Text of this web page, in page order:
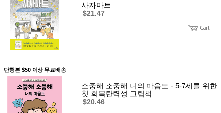
사자마트
$21.47
단행본 $50 이상 무료배송
소중해 소중해 너의 마음도 - 5-7세를 위한
첫 회복탄력성 그림책
$20.46